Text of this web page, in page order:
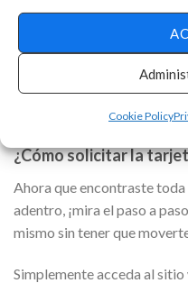
Cookie Policy
documentos oficiales de
meses o más y con
Y, por último, debe
crédito. Eso es todo, muy
¿Cómo solicitar la
Ahora que encontraste
adentro, ¡mira el paso a
mismo sin tener que
Simplemente acceda al